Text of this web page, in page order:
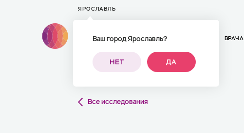
ЯРОСЛАВЛЬ
Ваш город Ярославль?
НЕТ ДА
ПАЦИЕНТАМ
Все исследования